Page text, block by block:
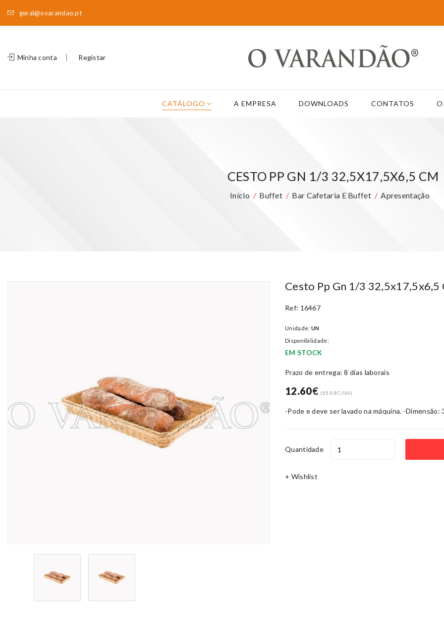
geral@ovarandao.pt
Minha conta Registar
CATÁLOGO A EMPRESA DOWNLOADS CONTATOS
CESTO PP GN 1/3 32,5X17,5X6,5 CM
Início Buffet Bar Cafetaria E Buffet Apresentação
Cesto Pp Gn 1/3 32,5x17,5x6,5
Ref: 16467
Unidade: UN
Disponibilidade:
EM STOCK
Prazo de entrega: 8 dias laborais
12.60€ (15.50C/IVA)
-Pode e deve ser lavado na máquina. -Dimensão:
Quantidade
+ Wishlist